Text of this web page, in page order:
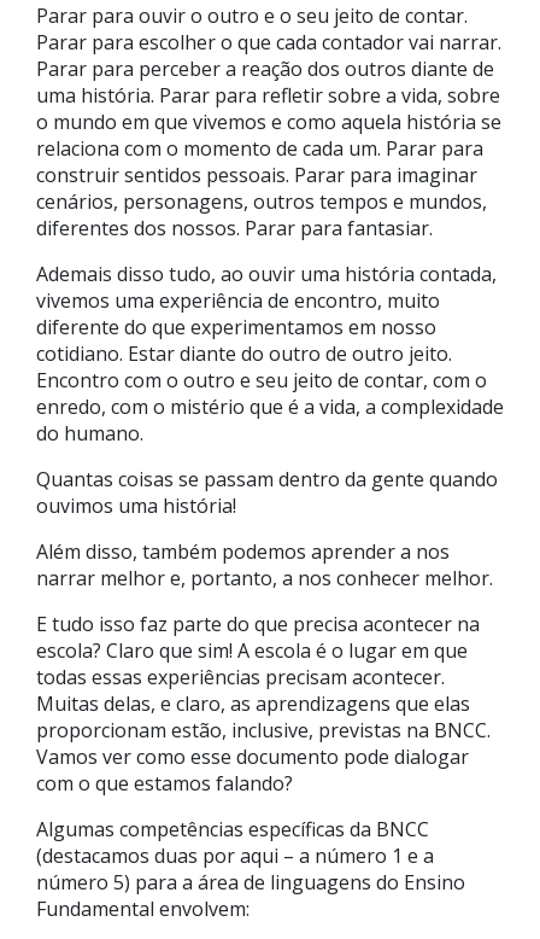
Parar para ouvir o outro e o seu jeito de contar.
Parar para escolher o que cada contador vai narrar.
Parar para perceber a reação dos outros diante de
uma história. Parar para refletir sobre a vida, sobre
o mundo em que vivemos e como aquela história se
relaciona com o momento de cada um. Parar para
construir sentidos pessoais. Parar para imaginar
cenários, personagens, outros tempos e mundos,
diferentes dos nossos. Parar para fantasiar.
Ademais disso tudo, ao ouvir uma história contada,
vivemos uma experiência de encontro, muito
diferente do que experimentamos em nosso
cotidiano. Estar diante do outro de outro jeito.
Encontro com o outro e seu jeito de contar, com o
enredo, com o mistério que é a vida, a complexidade
do humano.
Quantas coisas se passam dentro da gente quando
ouvimos uma história!
Além disso, também podemos aprender a nos
narrar melhor e, portanto, a nos conhecer melhor.
E tudo isso faz parte do que precisa acontecer na
escola? Claro que sim! A escola é o lugar em que
todas essas experiências precisam acontecer.
Muitas delas, e claro, as aprendizagens que elas
proporcionam estão, inclusive, previstas na BNCC.
Vamos ver como esse documento pode dialogar
com o que estamos falando?
Algumas competências específicas da BNCC
(destacamos duas por aqui – a número 1 e a
número 5) para a área de linguagens do Ensino
Fundamental envolvem: